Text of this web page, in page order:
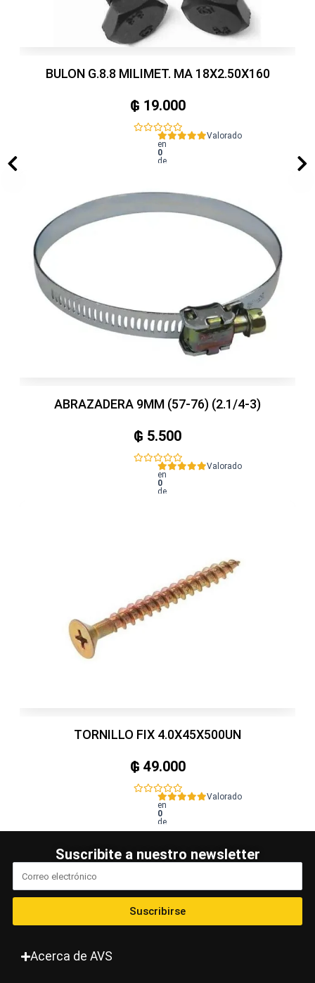
BULON G.8.8 MILIMET. MA 18X2.50X160
₲ 19.000
Valorado
en
0
de
ABRAZADERA 9MM (57-76) (2.1/4-3)
₲ 5.500
Valorado
en
0
de
TORNILLO FIX 4.0X45X500UN
₲ 49.000
Valorado
en
0
de
5
Suscribite a nuestro newsletter
Suscribirse
Acerca de AVS